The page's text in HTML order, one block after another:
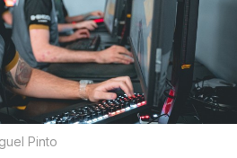
Pinto